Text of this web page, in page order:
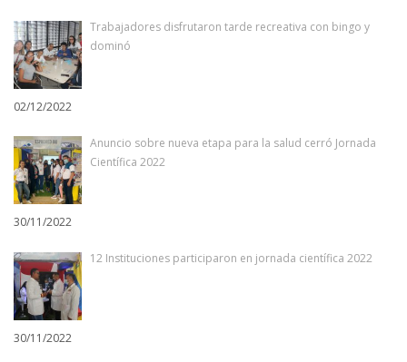
Trabajadores disfrutaron tarde recreativa con bingo y
dominó
02/12/2022
Anuncio sobre nueva etapa para la salud cerró Jornada
Científica 2022
30/11/2022
12 Instituciones participaron en jornada científica 2022
30/11/2022